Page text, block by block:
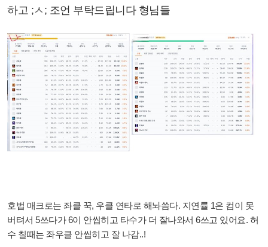
하고 ;ㅅ; 조언 부탁드립니다 형님들
호법 매크로는 좌클 꾹, 우클 연타로 해놔씀다. 지연률 1은 컴이 못
버텨서 5쓰다가 6이 안씹히고 타수가 더 잘나와서 6쓰고 있어요. 허
수 칠때는 좌우클 안씹히고 잘 나감..!